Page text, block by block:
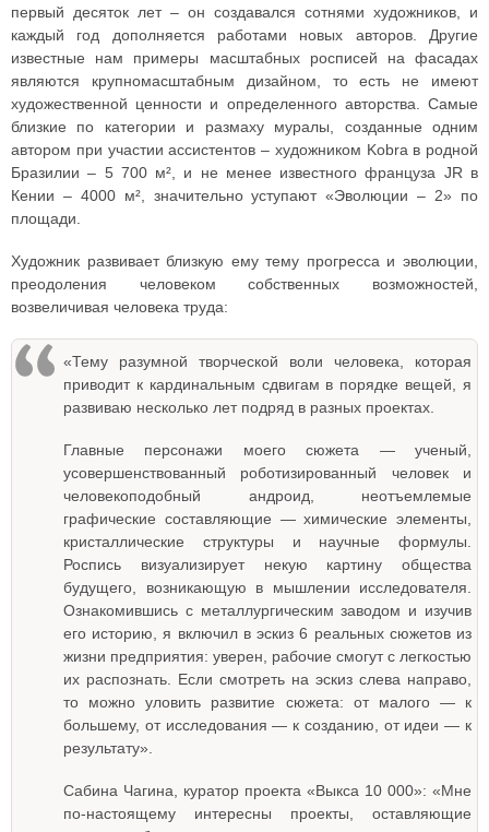
первый десяток лет – он создавался сотнями художников, и
каждый год дополняется работами новых авторов. Другие
известные нам примеры масштабных росписей на фасадах
являются крупномасштабным дизайном, то есть не имеют
художественной ценности и определенного авторства. Самые
близкие по категории и размаху муралы, созданные одним
автором при участии ассистентов – художником Kobra в родной
Бразилии – 5 700 м², и не менее известного француза JR в
Кении – 4000 м², значительно уступают «Эволюции – 2» по
площади.
Художник развивает близкую ему тему прогресса и эволюции,
преодоления человеком собственных возможностей,
возвеличивая человека труда:
«Тему разумной творческой воли человека, которая
приводит к кардинальным сдвигам в порядке вещей, я
развиваю несколько лет подряд в разных проектах.
Главные персонажи моего сюжета — ученый,
усовершенствованный роботизированный человек и
человекоподобный андроид, неотъемлемые
графические составляющие — химические элементы,
кристаллические структуры и научные формулы.
Роспись визуализирует некую картину общества
будущего, возникающую в мышлении исследователя.
Ознакомившись с металлургическим заводом и изучив
его историю, я включил в эскиз 6 реальных сюжетов из
жизни предприятия: уверен, рабочие смогут с легкостью
их распознать. Если смотреть на эскиз слева направо,
то можно уловить развитие сюжета: от малого — к
большему, от исследования — к созданию, от идеи — к
результату».
Сабина Чагина, куратор проекта «Выкса 10 000»: «Мне
по-настоящему интересны проекты, оставляющие